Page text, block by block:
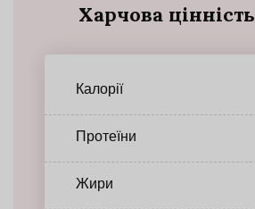
Харчова цінність
Калорії
Протеїни
Жири